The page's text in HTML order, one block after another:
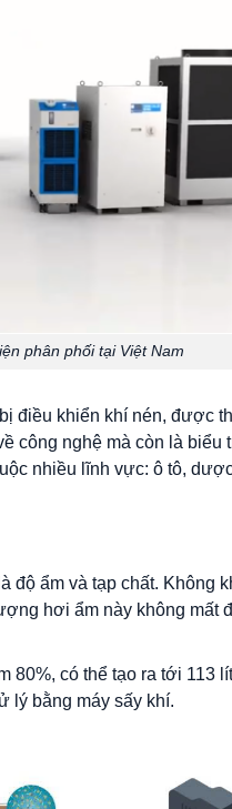
phân phối tại Việt Nam
điều khiển khí nén, được
công nghệ mà còn là
nhiều lĩnh vực: ô tô,
ẩm và tạp chất. Không
hơi ẩm này không mất
80%, có thể tạo ra tới
lý bằng máy sấy khí.